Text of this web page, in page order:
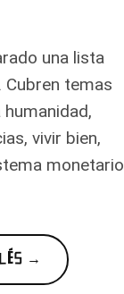
una lista
temas
vivir bien,
monetario
→